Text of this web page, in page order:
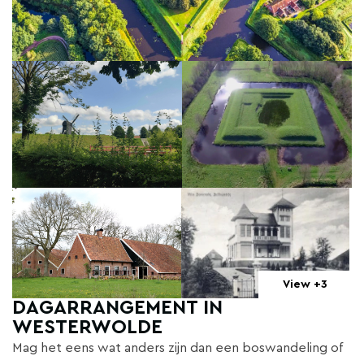
View +3
DAGARRANGEMENT IN
WESTERWOLDE
Mag het eens wat anders zijn dan een boswandeling of